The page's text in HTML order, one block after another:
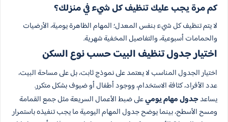
كم مرة يجب عليك تنظيف كل شيء في منزلك؟
لا يتم تنظيف كل شيء بنفس المعدل؛ المهام الظاهرة يومية، الأرضيات
والحمامات أسبوعية، والتفاصيل المخفية شهرية.
اختيار جدول تنظيف البيت حسب نوع السكن
اختيار الجدول المناسب لا يعتمد على نموذج ثابت، بل على مساحة البيت،
عدد الأفراد، كثافة الاستخدام، ووجود أطفال أو ضيوف بشكل متكرر.
يساعدجدول مهام يوميعلى ضبط الأعمال السريعة مثل جمع القمامة
ومسح الأسطح، بينما يوضح جدول المهام اليومية ما يجب تنفيذه باستمرار